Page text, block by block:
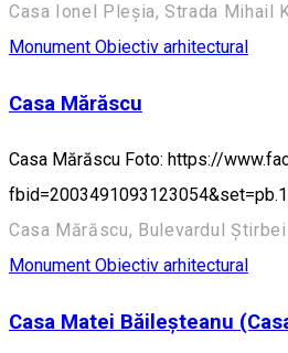
Monument Obiectiv arhitectural
Casa Mărăscu
Casa Mărăscu Foto: https://
Monument Obiectiv arhitectural
Casa Matei Băileșteanu